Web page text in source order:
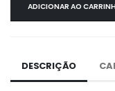
ADICIONAR AO
DESCRIÇÃO